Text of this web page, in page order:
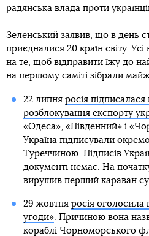
радянська влада проти
Зеленський заявив, що в день
приєдналися 20 країн світу.
на те, щоб відправити їжу до
на першому саміті зібрали
22 липня росія
розблокування експорту
«Одеса», «Південний» і
Україна підписували
Туреччиною. Підписів
документі немає. На
вирушив перший караван
29 жовтня росія оголосила
угоди». Причиною вона
кораблі Чорноморського